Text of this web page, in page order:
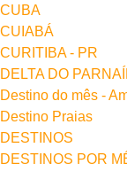
CUBA
CUIABÁ
CURITIBA - PR
DELTA DO
Destino do mês -
Destino Praias
DESTINOS
DESTINOS POR